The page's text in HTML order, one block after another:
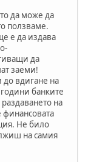
да може да
ползваме.
е да издава
да
заеми!
до вдигане на
банките
на
финансовата
Не било
на самия